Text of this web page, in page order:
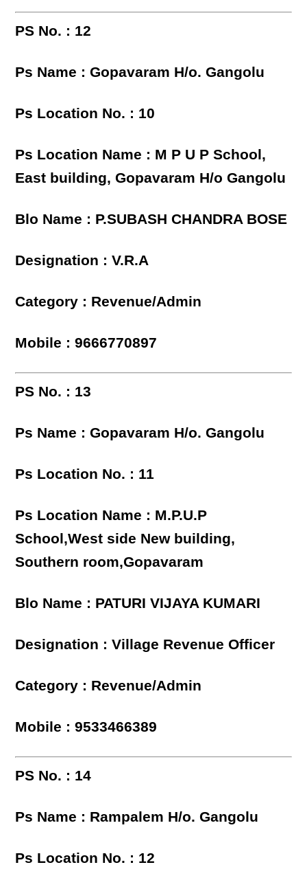
PS No. : 12
Ps Name : Gopavaram H/o. Gangolu
Ps Location No. : 10
Ps Location Name : M P U P School,
East building, Gopavaram H/o Gangolu
Blo Name : P.SUBASH CHANDRA BOSE
Designation : V.R.A
Category : Revenue/Admin
Mobile : 9666770897
PS No. : 13
Ps Name : Gopavaram H/o. Gangolu
Ps Location No. : 11
Ps Location Name : M.P.U.P
School,West side New building,
Southern room,Gopavaram
Blo Name : PATURI VIJAYA KUMARI
Designation : Village Revenue Officer
Category : Revenue/Admin
Mobile : 9533466389
PS No. : 14
Ps Name : Rampalem H/o. Gangolu
Ps Location No. : 12